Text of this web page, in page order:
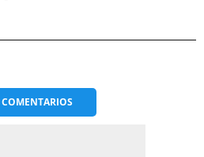
COMENTARIOS